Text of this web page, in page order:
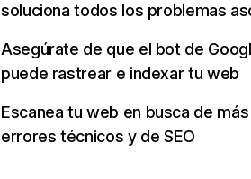
soluciona todos los problemas
Asegúrate de que el bot de
puede rastrear e indexar tu web
Escanea tu web en busca de
errores técnicos y de SEO